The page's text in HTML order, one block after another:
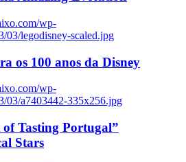
wp-
03/legodisney-scaled.jpg
os 100 anos da Disney
wp-
03/a7403442-335x256.jpg
Tasting Portugal”
Stars